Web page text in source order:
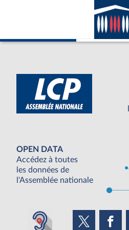
considéré à l’ONU.
OPEN DATA
Accédez à toutes
les données de
l'Assemblée nationale